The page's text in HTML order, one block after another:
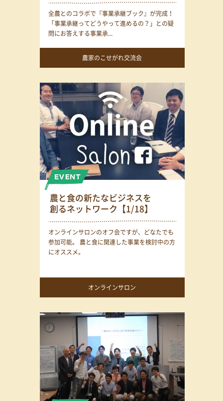
全農とのコラボで『事業承継ブック』が完成！
「事業承継ってどうやって進めるの？」との疑
問にお答えする事業承...
農家のこせがれ交流会
農と食の新たなビジネスを
創るネットワーク【1/18】
オンラインサロンのオフ会ですが、どなたでも
参加可能。 農と食に関連した事業を検討中の方
にオススメ。
オンラインサロン